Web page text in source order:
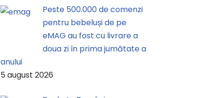
Peste 500.000 de comenzi
pentru bebeluși de pe
eMAG au fost cu livrare a
doua zi în prima jumătate a
anului
5 august 2026